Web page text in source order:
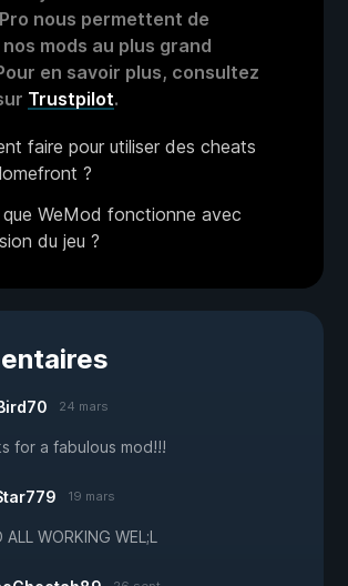
nous permettent de
mods au plus grand
en savoir plus, consultez
Trustpilot.
faire pour utiliser des cheats
?
WeMod fonctionne avec
du jeu ?
24 mars
for a fabulous mod!!!
19 mars
ALL WORKING WEL;L